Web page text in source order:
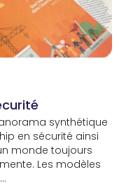
synthétique
en sécurité ainsi
monde toujours
Les modèles